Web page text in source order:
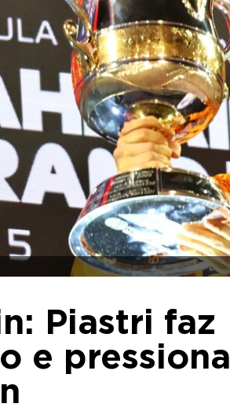
Piastri faz
e pressiona